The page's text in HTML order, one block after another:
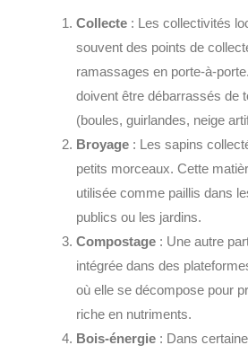
Collecte : Les collectivités
souvent des points de
ramassages en porte-à-
doivent être débarrassés de
(boules, guirlandes, neige
Broyage : Les sapins
petits morceaux. Cette
utilisée comme paillis dans
publics ou les jardins.
Compostage : Une autre
intégrée dans des
où elle se décompose pour
riche en nutriments.
Bois-énergie : Dans